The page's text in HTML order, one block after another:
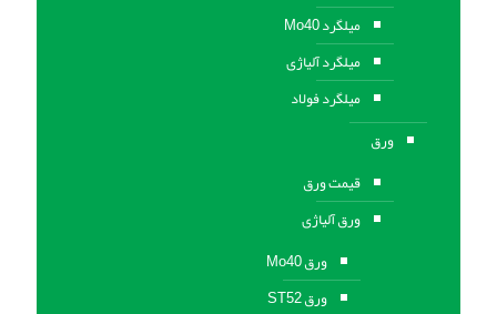
میلگرد Mo40
میلگرد آلیاژی
میلگرد فولاد
ورق
قیمت ورق
ورق آلیاژی
ورق Mo40
ورق ST52